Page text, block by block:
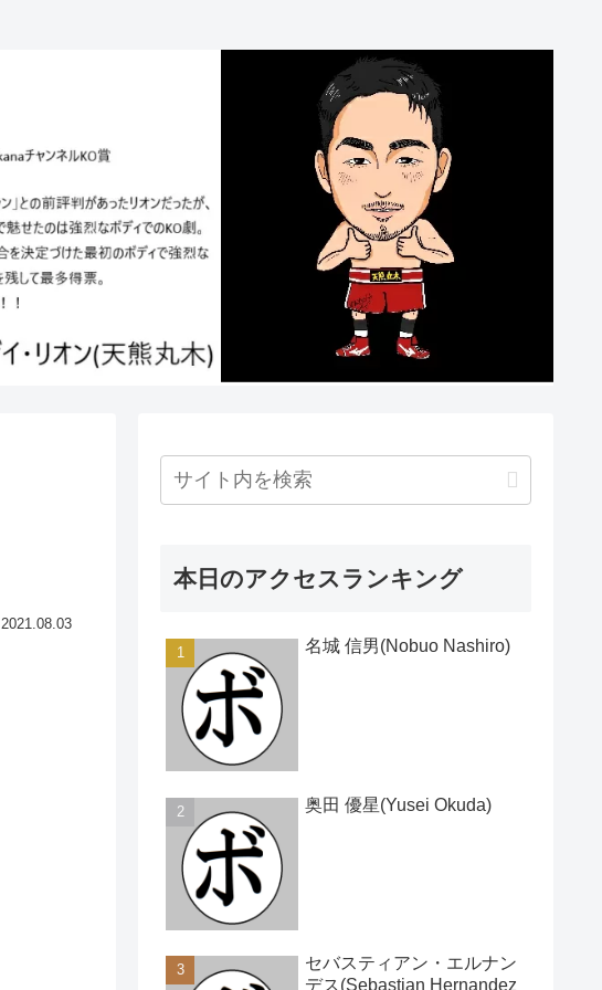
2021.08.03
本日のアクセスランキング
名城 信男(Nobuo Nashiro)
奥田 優星(Yusei Okuda)
セバスティアン・エルナン
デス(Sebastian Hernandez